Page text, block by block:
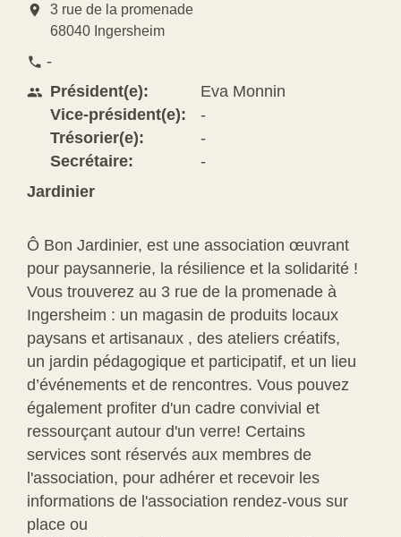
location_on
3 rue de la promenade
68040 Ingersheim
phone -
people Président(e):
Vice-président(e):
Trésorier(e):
Secrétaire:
Eva Monnin
-
-
-
Jardinier
Ô Bon Jardinier, est une association œuvrant
pour paysannerie, la résilience et la solidarité !
Vous trouverez au 3 rue de la promenade à
Ingersheim : un magasin de produits locaux
paysans et artisanaux , des ateliers créatifs,
un jardin pédagogique et participatif, et un lieu
d’événements et de rencontres. Vous pouvez
également profiter d'un cadre convivial et
ressourçant autour d'un verre! Certains
services sont réservés aux membres de
l'association, pour adhérer et recevoir les
informations de l'association rendez-vous sur
place ou